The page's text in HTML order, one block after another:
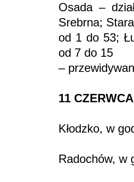
Osada –
Srebrna;
od 1 do 53;
od 7 do 15
–
11
Kłodzko, w
Radochów, w